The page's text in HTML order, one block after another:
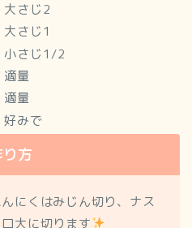
じ2
さじ1
じ1/2
量
みで
方
にくはみじん切り、ナス
大に切ります